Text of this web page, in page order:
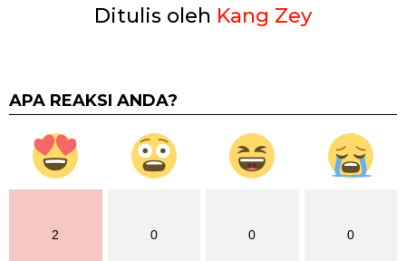
Ditulis oleh Kang Zey
APA REAKSI ANDA?
2 0 0 0